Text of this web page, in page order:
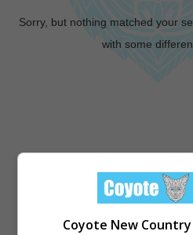
Sorry, but nothing matched your
with some
Coyote New